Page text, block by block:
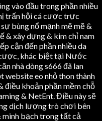
vào đầu trong phần nhiều
trấn hội cá cược trực
bùng nổ mạnh mẽ mẽ &
& xây dựng & kim chỉ nam
cận đến phần nhiều da
khác biệt tại Nước
nhà dòng s666 đã lan
website eo nhỏ thon thành
điều khoản phần mềm chỗ
& NetEnt. Điều này sẽ
dịch lượng trò chơi bên
minh bạch trong tất cả